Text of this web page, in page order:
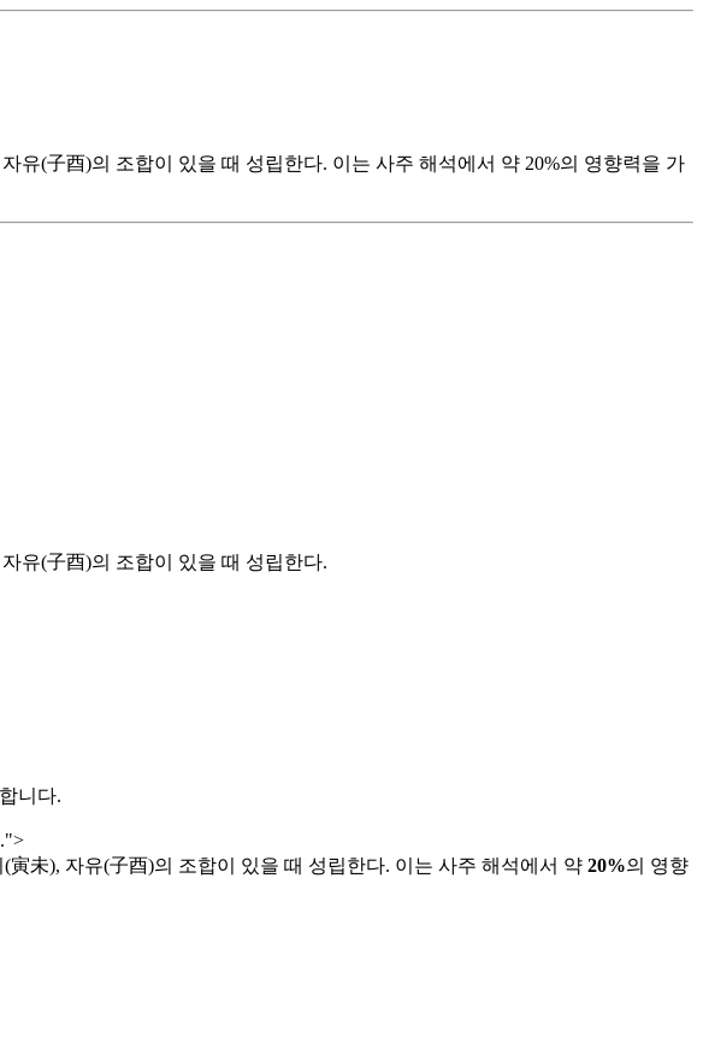
유(子酉)의 조합이 있을 때 성립한다. 이는 사주 해석에서 약 20%의 영향력을 가
유(子酉)의 조합이 있을 때 성립한다.
니다.
未), 자유(子酉)의 조합이 있을 때 성립한다. 이는 사주 해석에서 약 20%의 영향